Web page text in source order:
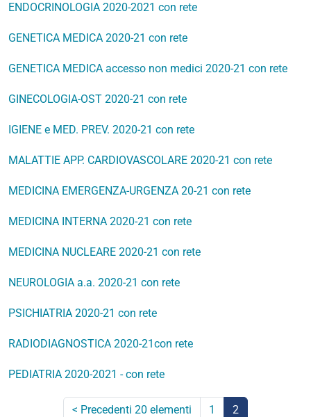
ENDOCRINOLOGIA 2020-2021 con rete
GENETICA MEDICA 2020-21 con rete
GENETICA MEDICA accesso non medici 2020-21 con rete
GINECOLOGIA-OST 2020-21 con rete
IGIENE e MED. PREV. 2020-21 con rete
MALATTIE APP. CARDIOVASCOLARE 2020-21 con rete
MEDICINA EMERGENZA-URGENZA 20-21 con rete
MEDICINA INTERNA 2020-21 con rete
MEDICINA NUCLEARE 2020-21 con rete
NEUROLOGIA a.a. 2020-21 con rete
PSICHIATRIA 2020-21 con rete
RADIODIAGNOSTICA 2020-21con rete
PEDIATRIA 2020-2021 - con rete
< Precedenti 20 elementi 1
2